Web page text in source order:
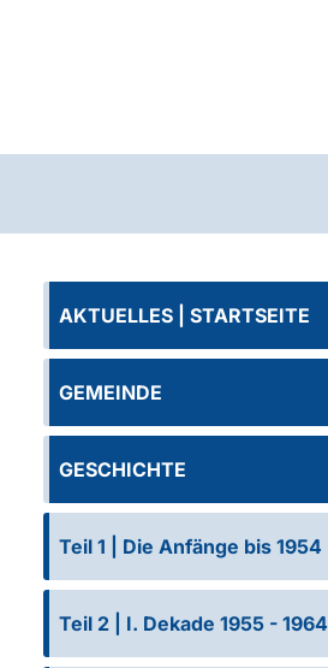
AKTUELLES | STARTSEITE
GEMEINDE
GESCHICHTE
Teil 1 | Die Anfänge bis 1954
Teil 2 | I. Dekade 1955 - 1964